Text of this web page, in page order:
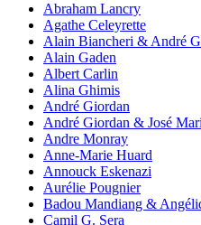
Abraham Lancry
Agathe Celeyrette
Alain Biancheri & André
Alain Gaden
Albert Carlin
Alina Ghimis
André Giordan
André Giordan & José
Andre Monray
Anne-Marie Huard
Annouck Eskenazi
Aurélie Pougnier
Badou Mandiang &
Camil G. Sera